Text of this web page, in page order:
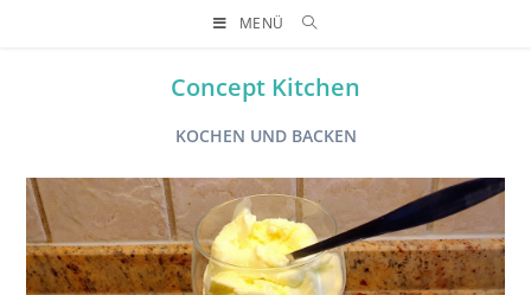
MENÜ
Concept Kitchen
KOCHEN UND BACKEN